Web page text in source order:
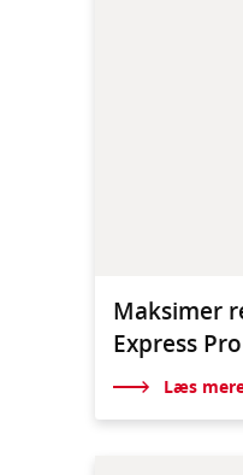
Maksimer
Express
Læs